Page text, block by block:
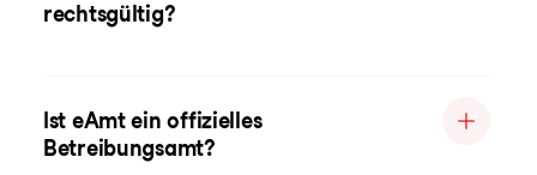
rechtsgültig?
Ist eAmt ein offizielles
Betreibungsamt?